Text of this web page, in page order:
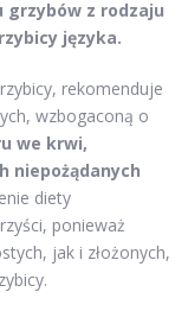
grzybów z rodzaju
języka.
rekomenduje
wzbogaconą o
we krwi,
niepożądanych
diety
ponieważ
jak i złożonych,